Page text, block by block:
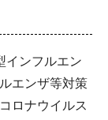
インフルエン
エンザ等対策
ロナウイルス